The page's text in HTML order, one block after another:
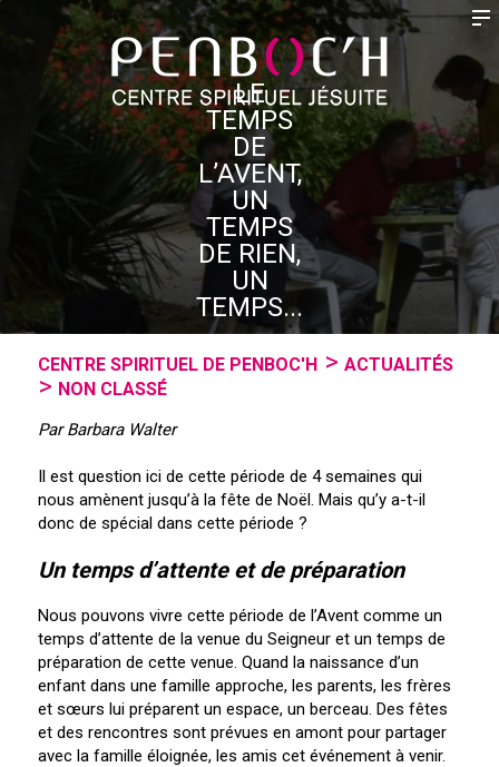
LE
TEMPS
DE
L’AVENT,
UN
TEMPS
DE RIEN,
UN
TEMPS...
CENTRE SPIRITUEL DE PENBOC'H
ACTUALITÉS
NON CLASSÉ
Par Barbara Walter
Il est question ici de cette période de 4 semaines qui
nous amènent jusqu’à la fête de Noël. Mais qu’y a-t-il
donc de spécial dans cette période ?
Un temps d’attente et de préparation
Nous pouvons vivre cette période de l’Avent comme un
temps d’attente de la venue du Seigneur et un temps de
préparation de cette venue. Quand la naissance d’un
enfant dans une famille approche, les parents, les frères
et sœurs lui préparent un espace, un berceau. Des fêtes
et des rencontres sont prévues en amont pour partager
avec la famille éloignée, les amis cet événement à venir.